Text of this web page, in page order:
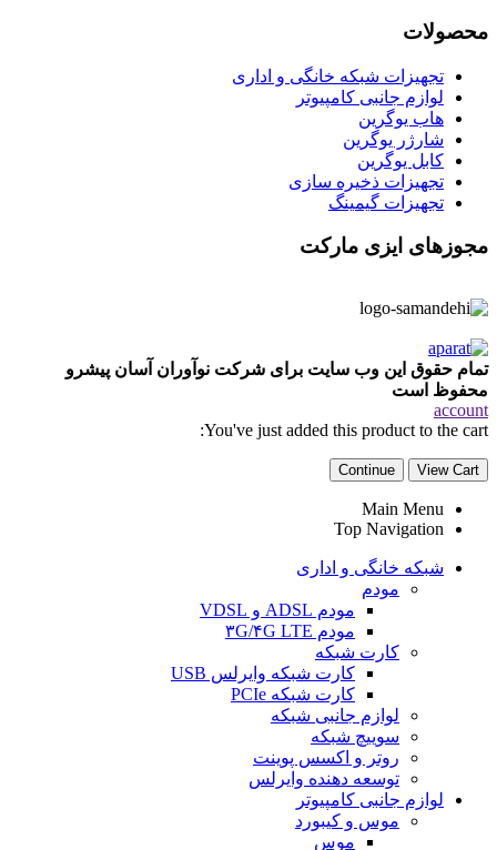
محصولات
تجهیزات شبکه خانگی و اداری
لوازم جانبی کامپیوتر
هاب یوگرین
شارژر یوگرین
کابل یوگرین
تجهیزات ذخیره سازی
تجهیزات گیمینگ
مجوزهای ایزی مارکت
تمام حقوق این وب سایت برای شرکت نوآوران آسان پیشرو
محفوظ است
account
You've just added this product to the cart:
View Cart
Continue
Main Menu
Top Navigation
شبکه خانگی و اداری
مودم
مودم ADSL و VDSL
مودم ۳G/۴G LTE
کارت شبکه
کارت شبکه وایرلس USB
کارت شبکه PCIe
لوازم جانبی شبکه
سوییچ شبکه
روتر و اکسس پوینت
توسعه دهنده وایرلس
لوازم جانبی کامپیوتر
موس و کیبورد
موس